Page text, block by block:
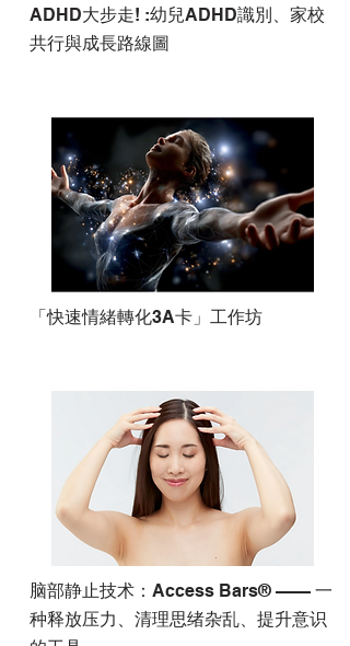
ADHD大步走! :幼兒ADHD識別、家校
共行與成長路線圖
「快速情緒轉化3A卡」工作坊
脑部静止技术：Access Bars® —— 一
种释放压力、清理思绪杂乱、提升意识